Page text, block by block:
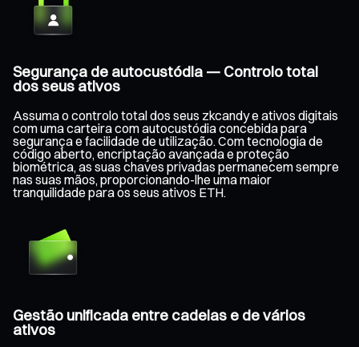
Segurança de autocustódia — Controlo total
dos seus ativos
Assuma o controlo total dos seus zkcandy e ativos digitais
com uma carteira com autocustódia concebida para
segurança e facilidade de utilização. Com tecnologia de
código aberto, encriptação avançada e proteção
biométrica, as suas chaves privadas permanecem sempre
nas suas mãos, proporcionando-lhe uma maior
tranquilidade para os seus ativos ETH.
Gestão unificada entre cadeias e de vários
ativos